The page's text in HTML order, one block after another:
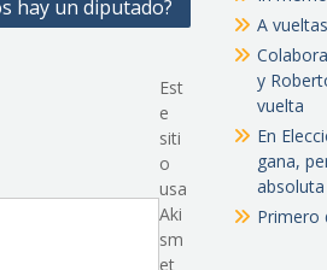
hay un diputado?
Est
e
siti
o
usa
Aki
sm
et
A
y
vuelta
En
gana,
Primero